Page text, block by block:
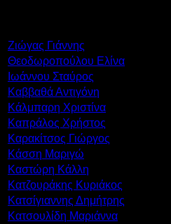
Ζιώγας Γιάννης
Θεοδωροπούλου Ελίνα
Ιωάννου Σταύρος
Καββαθά Αντιγόνη
Κάλμπαρη Χριστίνα
Καπράλος Χρήστος
Καρακίτσος Γιώργος
Κάσση Μαριγώ
Καστώρη Κάλλη
Κατζουράκης Κυριάκος
Κατσίγιαννης Δημήτρης
Κατσουλίδη Μαριάννα